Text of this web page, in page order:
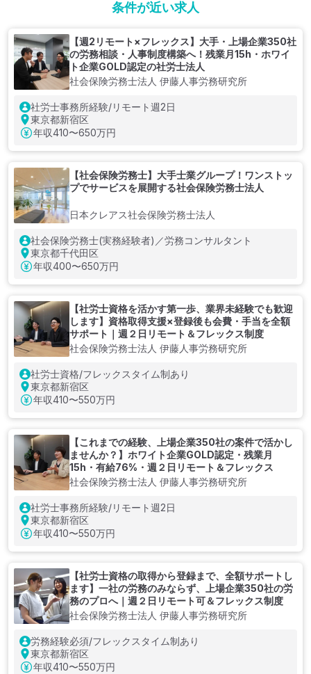
条件が近い求人
【週2リモート×フレックス】大手・上場企業350社
の労務相談・人事制度構築へ！残業月15h・ホワイ
ト企業GOLD認定の社労士法人
社会保険労務士法人 伊藤人事労務研究所
社労士事務所経験/リモート週2日
東京都新宿区
年収410〜650万円
【社会保険労務士】大手士業グループ！ワンストッ
プでサービスを展開する社会保険労務士法人
日本クレアス社会保険労務士法人
社会保険労務士(実務経験者)／労務コンサルタント
東京都千代田区
年収400〜650万円
【社労士資格を活かす第一歩、業界未経験でも歓迎
します】資格取得支援×登録後も会費・手当を全額
サポート｜週２日リモート＆フレックス制度
社会保険労務士法人 伊藤人事労務研究所
社労士資格/フレックスタイム制あり
東京都新宿区
年収410〜550万円
【これまでの経験、上場企業350社の案件で活かし
ませんか？】ホワイト企業GOLD認定・残業月
15h・有給76%・週２日リモート＆フレックス
社会保険労務士法人 伊藤人事労務研究所
社労士事務所経験/リモート週2日
東京都新宿区
年収410〜550万円
【社労士資格の取得から登録まで、全額サポートし
ます】一社の労務のみならず、上場企業350社の労
務のプロへ｜週２日リモート可＆フレックス制度
社会保険労務士法人 伊藤人事労務研究所
労務経験必須/フレックスタイム制あり
東京都新宿区
年収410〜550万円